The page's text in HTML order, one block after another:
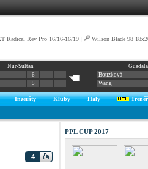
Radical Rev Pro 16/16-16/19 Wilson Blade 98
Nur-Sultan
6
5
Bouzková
Wang
Inzeráty Kluby Haly
4
PPL CUP 2017